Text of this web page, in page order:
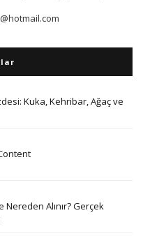
Kuka, Kehribar, Ağaç ve
Alınır? Gerçek